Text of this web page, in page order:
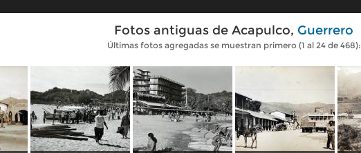
Fotos antiguas de Acapulco, Guerrero
Últimas fotos agregadas se muestran primero (1 al 24 de 468):